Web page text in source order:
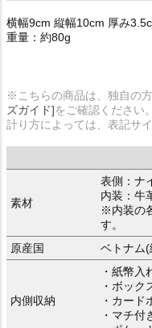
横幅9cm 縦幅10cm 厚み
重量：約80g
※こちらの商品は、独自の
ズガイド]をご確認ください。
計り方によっては、表記サ
素材
表側：ナ
内装：牛
※内装の
す。
原産国
ベトナム(
内側収納
・紙幣入
・ボック
・カード
・マチ付